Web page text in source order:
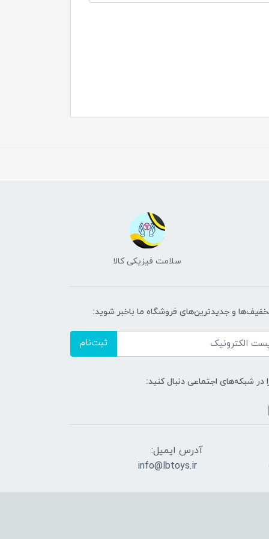
سلامت فیزیکی کالا
و جدیدترین‌های فروشگاه ما باخبر شوید:
ثبت‌نام
در شبکه‌های اجتماعی دنبال کنید:
آدرس ایمیل:
info@lbtoys.ir